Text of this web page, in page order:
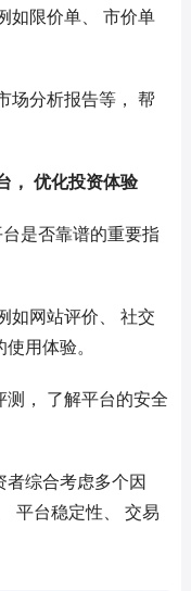
如限价单、 市价单
场分析报告等， 帮
， 优化投资体验
是否靠谱的重要指
如网站评价、 社交
用体验。
测， 了解平台的安全
综合考虑多个因
平台稳定性、 交易